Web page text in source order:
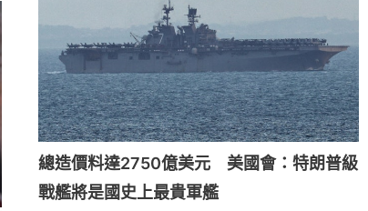
總造價料達2750億美元 美國會：特朗普級
戰艦將是國史上最貴軍艦